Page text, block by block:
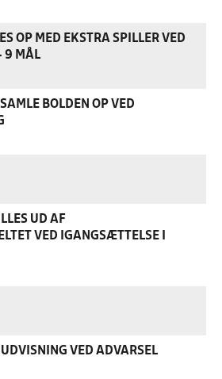
OP MED EKSTRA SPILLER VED
9 MÅL
BOLDEN OP VED
UD AF
VED IGANGSÆTTELSE I
VED ADVARSEL